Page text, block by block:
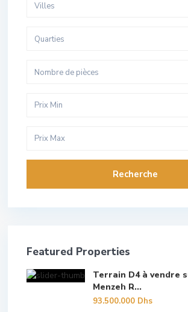
Villes
Quarties
Nombre de pièces
Recherche
Featured Properties
Terrain D4 à vendre
Menzeh R...
93.500.000 Dhs